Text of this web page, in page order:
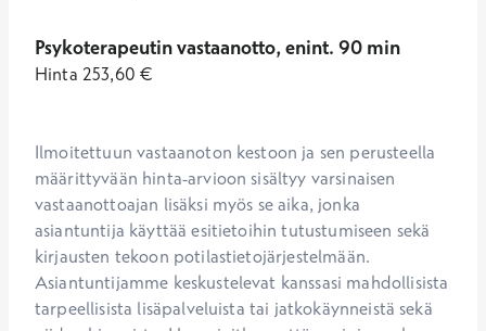
Psykoterapeutin vastaanotto, enint. 90 min
Hinta 253,60 €
Ilmoitettuun vastaanoton kestoon ja sen perusteella
määrittyvään hinta-arvioon sisältyy varsinaisen
vastaanottoajan lisäksi myös se aika, jonka
asiantuntija käyttää esitietoihin tutustumiseen sekä
kirjausten tekoon potilastietojärjestelmään.
Asiantuntijamme keskustelevat kanssasi mahdollisista
tarpeellisista lisäpalveluista tai jatkokäynneistä sekä